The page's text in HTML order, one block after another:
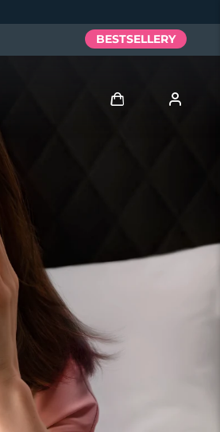
BESTSELLERY
Moje zamówienia
Moje subskrypcje